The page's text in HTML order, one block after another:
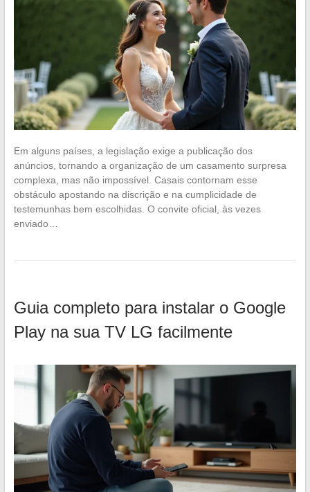
Em alguns países, a legislação exige a publicação dos
anúncios, tornando a organização de um casamento surpresa
complexa, mas não impossível. Casais contornam esse
obstáculo apostando na discrição e na cumplicidade de
testemunhas bem escolhidas. O convite oficial, às vezes
enviado…
Guia completo para instalar o Google
Play na sua TV LG facilmente